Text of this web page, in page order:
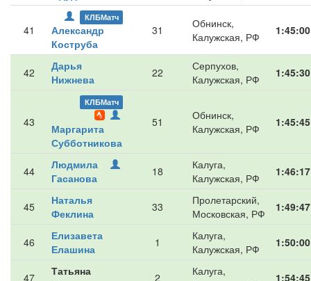
41
КЛБМатч
Александр
Коструба
31
Обнинск,
Калужская, РФ
1:45:00
42
Дарья
Нижнева
22
Серпухов,
Калужская, РФ
1:45:30
43
КЛБМатч
Маргарита
Субботникова
51
Обнинск,
Калужская, РФ
1:45:45
44
Людмила
Гасанова
18
Калуга,
Калужская, РФ
1:46:17
45
Наталья
Феклина
33
Пролетарский,
Московская, РФ
1:49:47
46
Елизавета
Елашина
1
Калуга,
Калужская, РФ
1:50:00
47
Татьяна
2
Калуга,
1:54:45